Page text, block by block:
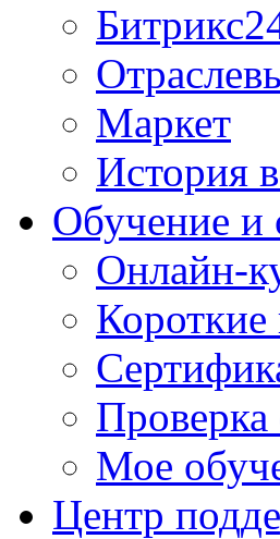
Маркет
История
Обучение и
Онлайн-
Короткие
Проверка
Мое
Центр